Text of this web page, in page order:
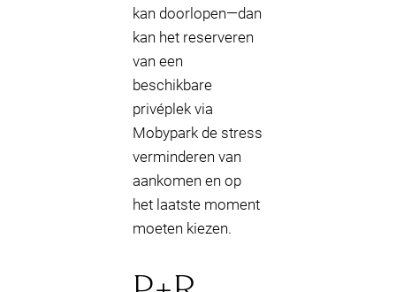
kan doorlopen—dan
kan het reserveren
van een
beschikbare
privéplek via
Mobypark de stress
verminderen van
aankomen en op
het laatste moment
moeten kiezen.